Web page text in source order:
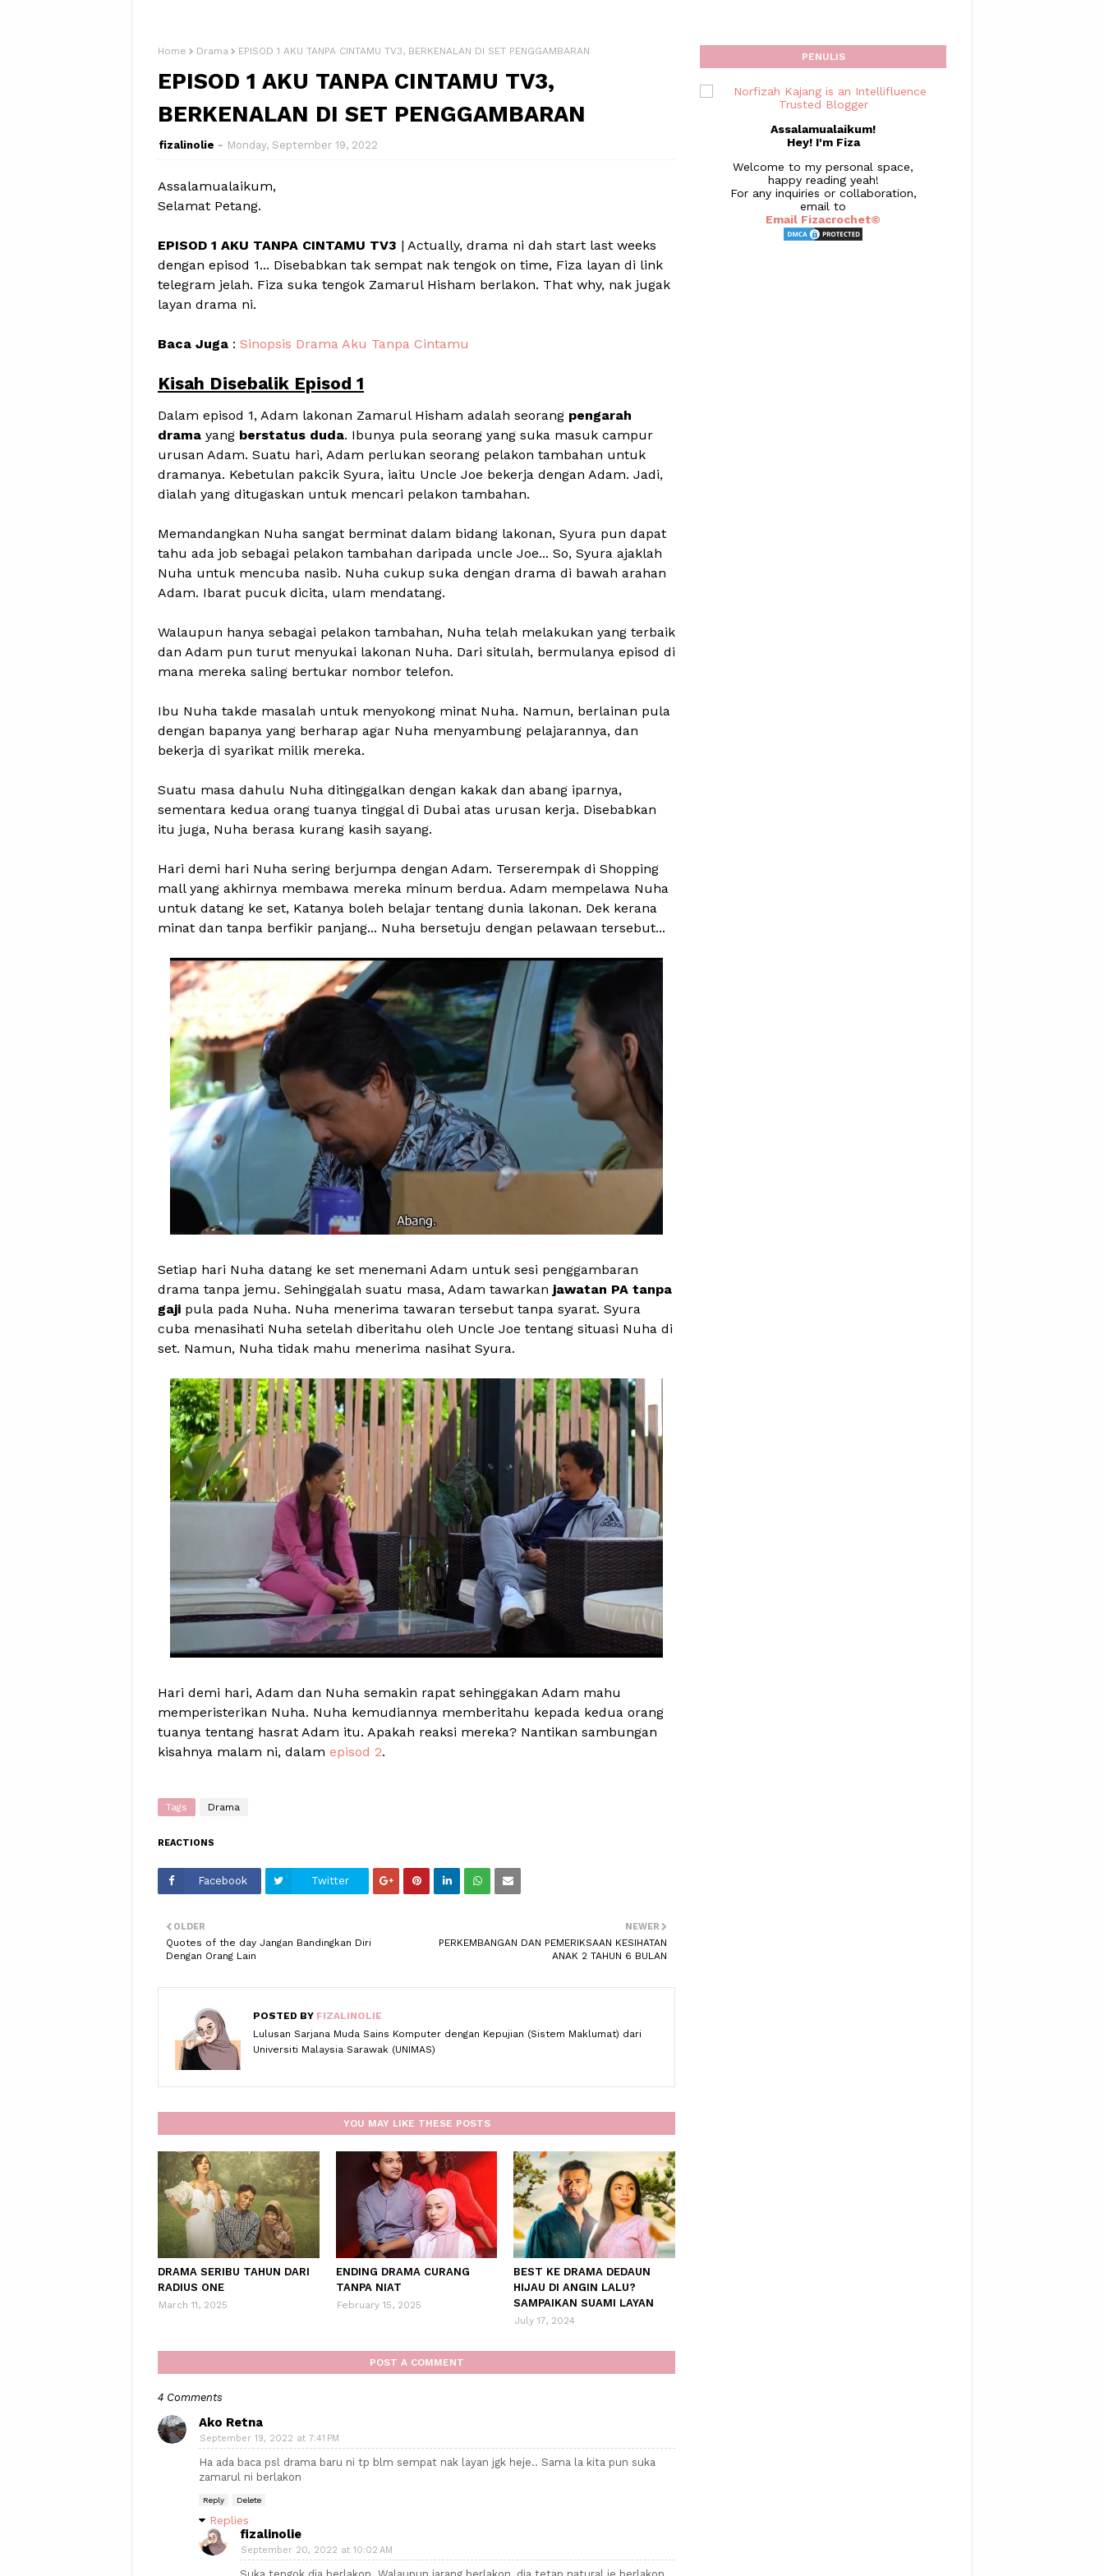
Home Drama EPISOD 1 AKU TANPA CINTAMU TV3, BERKENALAN DI SET PENGGAMBARAN
EPISOD 1 AKU TANPA CINTAMU TV3,
BERKENALAN DI SET PENGGAMBARAN
fizalinolie Monday, September 19, 2022
Assalamualaikum,
Selamat Petang.
EPISOD 1 AKU TANPA CINTAMU TV3 | Actually, drama ni dah start last weeks
dengan episod 1... Disebabkan tak sempat nak tengok on time, Fiza layan di link
telegram jelah. Fiza suka tengok Zamarul Hisham berlakon. That why, nak jugak
layan drama ni.
Baca Juga : Sinopsis Drama Aku Tanpa Cintamu
Kisah Disebalik Episod 1
Dalam episod 1, Adam lakonan Zamarul Hisham adalah seorang pengarah
drama yang berstatus duda. Ibunya pula seorang yang suka masuk campur
urusan Adam. Suatu hari, Adam perlukan seorang pelakon tambahan untuk
dramanya. Kebetulan pakcik Syura, iaitu Uncle Joe bekerja dengan Adam. Jadi,
dialah yang ditugaskan untuk mencari pelakon tambahan.
Memandangkan Nuha sangat berminat dalam bidang lakonan, Syura pun dapat
tahu ada job sebagai pelakon tambahan daripada uncle Joe... So, Syura ajaklah
Nuha untuk mencuba nasib. Nuha cukup suka dengan drama di bawah arahan
Adam. Ibarat pucuk dicita, ulam mendatang.
Walaupun hanya sebagai pelakon tambahan, Nuha telah melakukan yang terbaik
dan Adam pun turut menyukai lakonan Nuha. Dari situlah, bermulanya episod di
mana mereka saling bertukar nombor telefon.
Ibu Nuha takde masalah untuk menyokong minat Nuha. Namun, berlainan pula
dengan bapanya yang berharap agar Nuha menyambung pelajarannya, dan
bekerja di syarikat milik mereka.
Suatu masa dahulu Nuha ditinggalkan dengan kakak dan abang iparnya,
sementara kedua orang tuanya tinggal di Dubai atas urusan kerja. Disebabkan
itu juga, Nuha berasa kurang kasih sayang.
Hari demi hari Nuha sering berjumpa dengan Adam. Terserempak di Shopping
mall yang akhirnya membawa mereka minum berdua. Adam mempelawa Nuha
untuk datang ke set, Katanya boleh belajar tentang dunia lakonan. Dek kerana
minat dan tanpa berfikir panjang... Nuha bersetuju dengan pelawaan tersebut...
Setiap hari Nuha datang ke set menemani Adam untuk sesi penggambaran
drama tanpa jemu. Sehinggalah suatu masa, Adam tawarkan jawatan PA tanpa
gaji pula pada Nuha. Nuha menerima tawaran tersebut tanpa syarat. Syura
cuba menasihati Nuha setelah diberitahu oleh Uncle Joe tentang situasi Nuha di
set. Namun, Nuha tidak mahu menerima nasihat Syura.
Hari demi hari, Adam dan Nuha semakin rapat sehinggakan Adam mahu
memperisterikan Nuha. Nuha kemudiannya memberitahu kepada kedua orang
tuanya tentang hasrat Adam itu. Apakah reaksi mereka? Nantikan sambungan
kisahnya malam ni, dalam episod 2.
Tags Drama
REACTIONS
Facebook Twitter
NEWER
PERKEMBANGAN DAN PEMERIKSAAN KESIHATAN
ANAK 2 TAHUN 6 BULAN
OLDER
Quotes of the day Jangan Bandingkan Diri
Dengan Orang Lain
POSTED BY FIZALINOLIE
Lulusan Sarjana Muda Sains Komputer dengan Kepujian (Sistem Maklumat) dari
Universiti Malaysia Sarawak (UNIMAS)
YOU MAY LIKE THESE POSTS
DRAMA SERIBU TAHUN DARI
RADIUS ONE
March 11, 2025
ENDING DRAMA CURANG
TANPA NIAT
February 15, 2025
BEST KE DRAMA DEDAUN
HIJAU DI ANGIN LALU?
SAMPAIKAN SUAMI LAYAN
July 17, 2024
POST A COMMENT
4 Comments
Ako Retna
September 19, 2022 at 7:41 PM
Ha ada baca psl drama baru ni tp blm sempat nak layan jgk heje.. Sama la kita pun suka
zamarul ni berlakon
Reply Delete
Replies
fizalinolie
September 20, 2022 at 10:02 AM
PENULIS
Assalamualaikum!
Hey! I'm Fiza
Welcome to my personal space,
happy reading yeah!
For any inquiries or collaboration,
email to
Email Fizacrochet©